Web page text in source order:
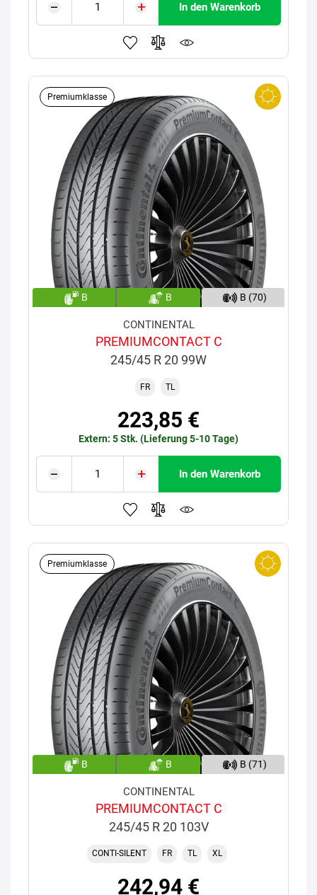
In den Warenkorb
Premiumklasse
B B B (70)
CONTINENTAL
PREMIUMCONTACT C
245/45 R 20 99W
FR TL
223,85 €
Extern: 5 Stk. (Lieferung 5-10 Tage)
In den Warenkorb
Premiumklasse
B B B (71)
CONTINENTAL
PREMIUMCONTACT C
245/45 R 20 103V
CONTI-SILENT FR TL XL
242,94 €